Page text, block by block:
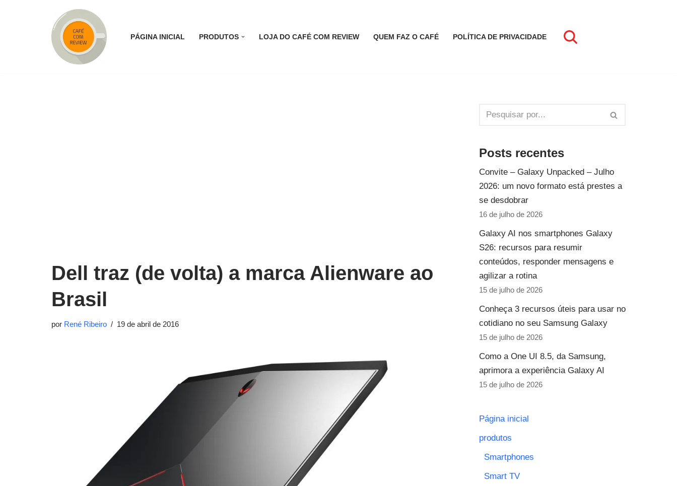
PÁGINA INICIAL PRODUTOS LOJA DO CAFÉ COM REVIEW QUEM FAZ O CAFÉ POLÍTICA DE PRIVACIDADE
Dell traz (de volta) a marca Alienware ao
Brasil
por René Ribeiro 19 de abril de 2016
Posts recentes
Convite – Galaxy Unpacked – Julho
2026: um novo formato está prestes a
se desdobrar
16 de julho de 2026
Galaxy AI nos smartphones Galaxy
S26: recursos para resumir
conteúdos, responder mensagens e
agilizar a rotina
15 de julho de 2026
Conheça 3 recursos úteis para usar no
cotidiano no seu Samsung Galaxy
15 de julho de 2026
Como a One UI 8.5, da Samsung,
aprimora a experiência Galaxy AI
15 de julho de 2026
Página inicial
produtos
Smartphones
Smart TV